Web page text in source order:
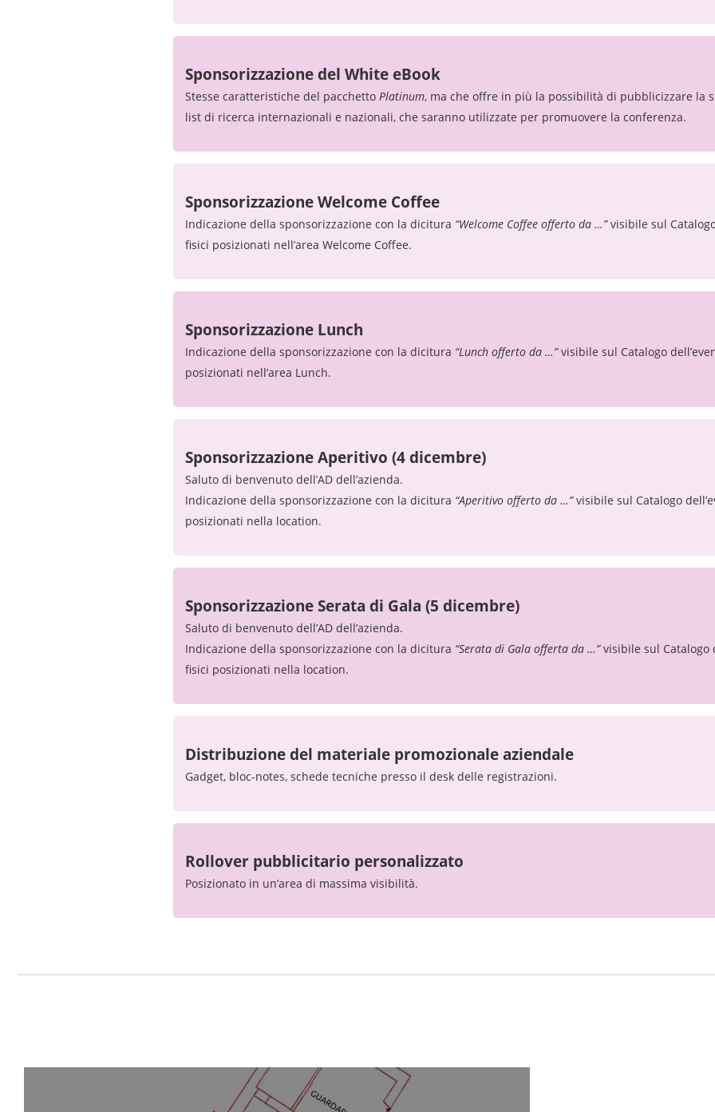
Sponsorizzazione del White eBook
Stesse caratteristiche del pacchetto Platinum, ma che offre in più la possibilità di pubblicizzare la
list di ricerca internazionali e nazionali, che saranno utilizzate per promuovere la conferenza.
Sponsorizzazione Welcome Coffee
Indicazione della sponsorizzazione con la dicitura “Welcome Coffee offerto da …”visibile sul
fisici posizionati nell’area Welcome Coffee.
Sponsorizzazione Lunch
Indicazione della sponsorizzazione con la dicitura “Lunch offerto da …”visibile sul Catalogo
posizionati nell’area Lunch.
Sponsorizzazione Aperitivo (4 dicembre)
Saluto di benvenuto dell’AD dell’azienda.
Indicazione della sponsorizzazione con la dicitura “Aperitivo offerto da …”visibile sul Catalogo
posizionati nella location.
Sponsorizzazione Serata di Gala (5 dicembre)
Saluto di benvenuto dell’AD dell’azienda.
Indicazione della sponsorizzazione con la dicitura “Serata di Gala offerta da …”visibile sul Catalogo
fisici posizionati nella location.
Distribuzione del materiale promozionale aziendale
Gadget, bloc-notes, schede tecniche presso il desk delle registrazioni.
Rollover pubblicitario personalizzato
Posizionato in un’area di massima visibilità.